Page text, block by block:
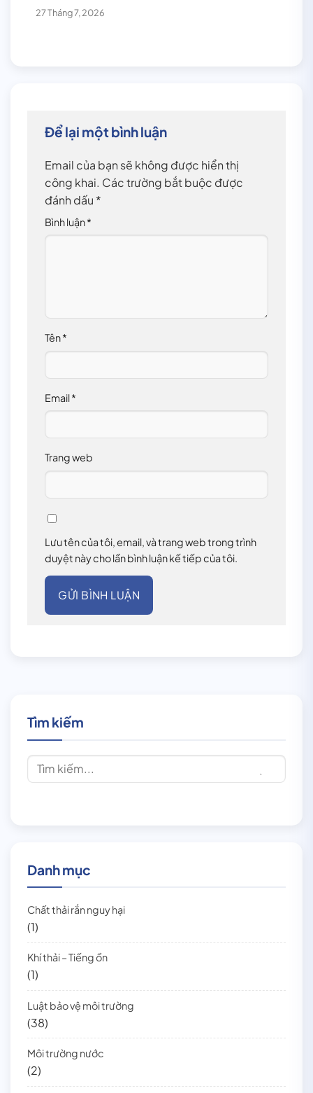
27 Tháng 7, 2026
Để lại một bình luận
Email của bạn sẽ không được hiển thị
công khai. Các trường bắt buộc được
đánh dấu *
Bình luận*
Tên*
Email*
Trang web
Lưu tên của tôi, email, và trang web trong trình
duyệt này cho lần bình luận kế tiếp của tôi.
Tìm kiếm
Danh mục
Chất thải rắn nguy hại
(1)
Khí thải – Tiếng ồn
(1)
Luật bảo vệ môi trường
(38)
Môi trường nước
(2)